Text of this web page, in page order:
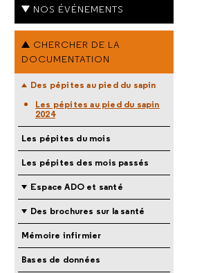
NOS ÉVÉNEMENTS
CHERCHER DE LA
DOCUMENTATION
Des pépites au pied du sapin
Les pépites au pied du sapin
2024
Les pépites du mois
Les pépites des mois passés
Espace ADO et santé
Des brochures sur la santé
Mémoire infirmier
Bases de données